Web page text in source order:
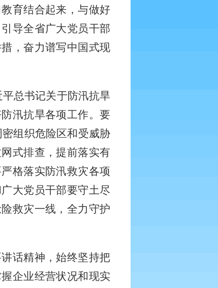
育结合起来，与做好
导全省广大党员干部
，奋力谱写中国式现
总书记关于防汛抗旱
汛抗旱各项工作。要
组织危险区和受威胁
式排查，提前落实有
格落实防汛救灾各项
大党员干部要守土尽
救灾一线，全力守护
话精神，始终坚持把
企业经营状况和现实